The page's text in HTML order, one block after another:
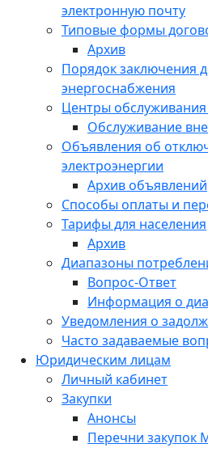
электронную почту
Типовые формы
Архив
Порядок заключения
энергоснабжения
Центры
Обслуживание
Объявления об
электроэнергии
Архив объявлений
Способы оплаты и
Тарифы для населения
Архив
Диапазоны
Вопрос-Ответ
Информация о
Уведомления о
Часто задаваемые
Юридическим лицам
Личный кабинет
Закупки
Анонсы
Перечни закупок